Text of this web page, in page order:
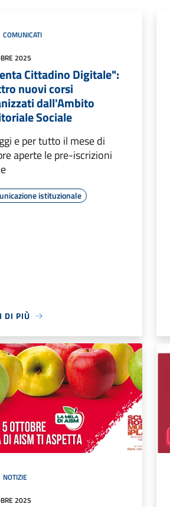
COMUNICATI
2025
Cittadino Digitale":
nuovi corsi
dall'Ambito
Sociale
e per tutto il mese di
aperte le pre-iscrizioni
istituzionale
DI PIÙ
NOTIZIE
2025